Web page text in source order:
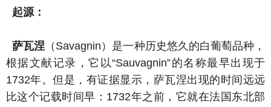
起源：
萨瓦涅 （Savagnin）是一种历史悠久的白葡萄品种，
根据文献记录，它以“Sauvagnin”的名称最早出现于
1732年。但是，有证据显示，萨瓦涅出现的时间远远
比这个记载时间早：1732年之前，它就在法国东北部